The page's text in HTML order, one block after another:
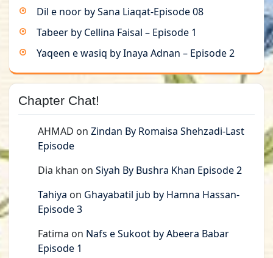
Dil e noor by Sana Liaqat-Episode 08
Tabeer by Cellina Faisal – Episode 1
Yaqeen e wasiq by Inaya Adnan – Episode 2
Chapter Chat!
AHMAD on Zindan By Romaisa Shehzadi-Last
Episode
Dia khan on Siyah By Bushra Khan Episode 2
Tahiya on Ghayabatil jub by Hamna Hassan-
Episode 3
Fatima on Nafs e Sukoot by Abeera Babar
Episode 1